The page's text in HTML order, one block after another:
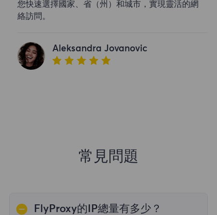
您快速選擇國家、省（州）和城市，實現靈活的網
絡訪問。
Aleksandra Jovanovic
常見問題
FlyProxy的IP總量有多少？